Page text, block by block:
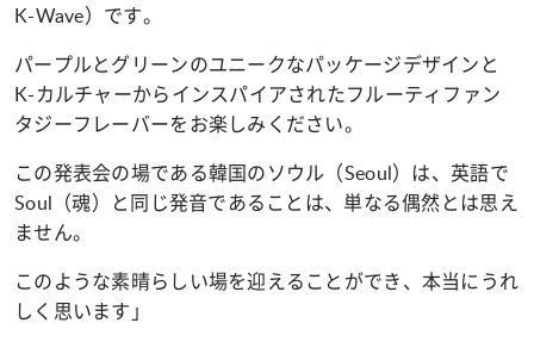
K-Wave）です。
パープルとグリーンのユニークなパッケージデザインと
K-カルチャーからインスパイアされたフルーティファン
タジーフレーバーをお楽しみください。
この発表会の場である韓国のソウル（Seoul）は、英語で
Soul（魂）と同じ発音であることは、単なる偶然とは思え
ません。
このような素晴らしい場を迎えることができ、本当にうれ
しく思います」